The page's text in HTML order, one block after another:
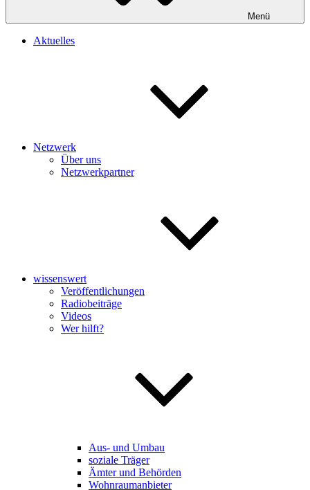
Menü
Aktuelles
Netzwerk
Über uns
Netzwerkpartner
wissenswert
Veröffentlichungen
Radiobeiträge
Videos
Wer hilft?
Aus- und Umbau
soziale Träger
Ämter und Behörden
Wohnraumanbieter